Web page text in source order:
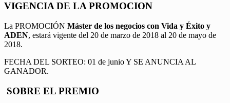
VIGENCIA DE LA PROMOCION
La PROMOCIÓN Máster de los negocios con Vida y Éxito y
ADEN, estará vigente del 20 de marzo de 2018 al 20 de mayo de
2018.
FECHA DEL SORTEO: 01 de junio Y SE ANUNCIA AL
GANADOR.
SOBRE EL PREMIO